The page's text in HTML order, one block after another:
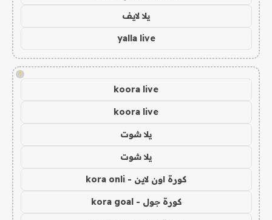
يلا لايف
yalla live
!
koora live
koora live
يلا شوت
يلا شوت
كورة اون لاين - kora onli
كورة جول - kora goal